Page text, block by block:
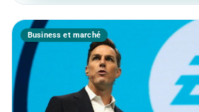
Business et marché